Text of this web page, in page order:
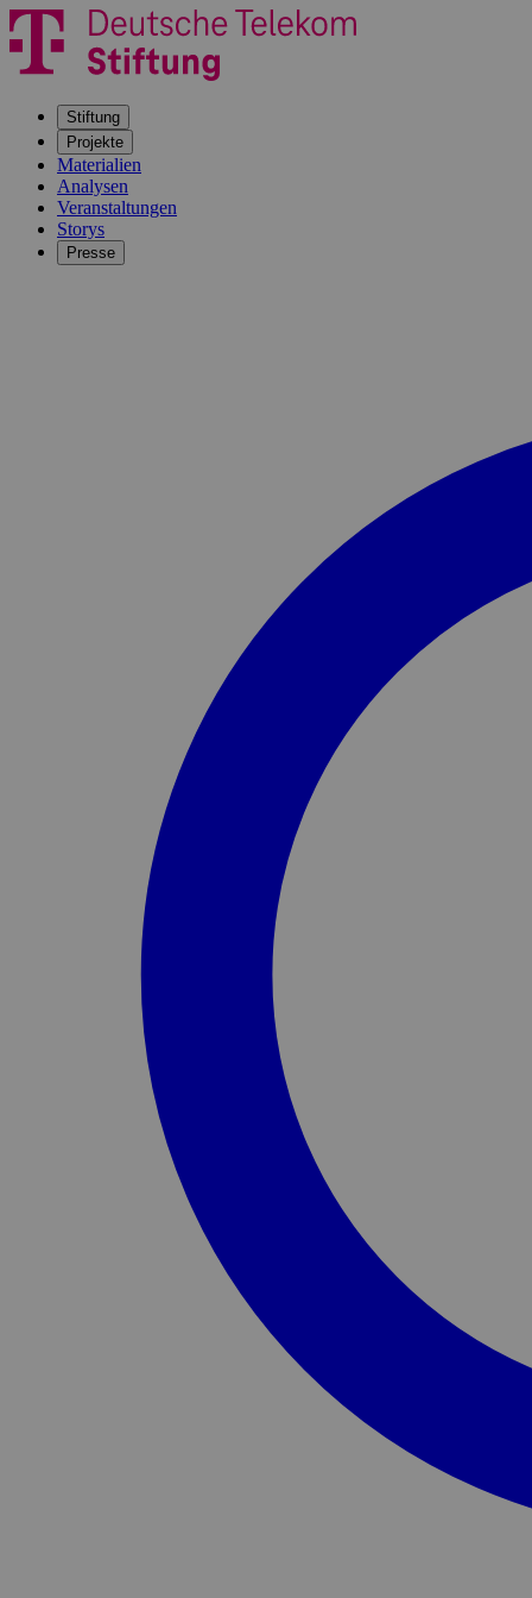
Stiftung
Projekte
Materialien
Analysen
Veranstaltungen
Storys
Presse